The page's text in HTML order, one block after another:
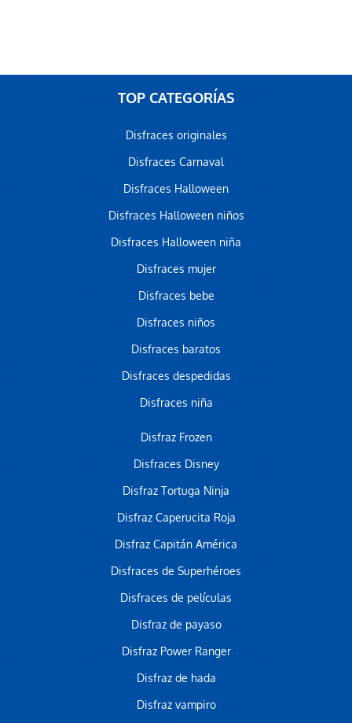
TOP CATEGORÍAS
Disfraces originales
Disfraces Carnaval
Disfraces Halloween
Disfraces Halloween niños
Disfraces Halloween niña
Disfraces mujer
Disfraces bebe
Disfraces niños
Disfraces baratos
Disfraces despedidas
Disfraces niña
Disfraz Frozen
Disfraces Disney
Disfraz Tortuga Ninja
Disfraz Caperucita Roja
Disfraz Capitán América
Disfraces de Superhéroes
Disfraces de películas
Disfraz de payaso
Disfraz Power Ranger
Disfraz de hada
Disfraz vampiro